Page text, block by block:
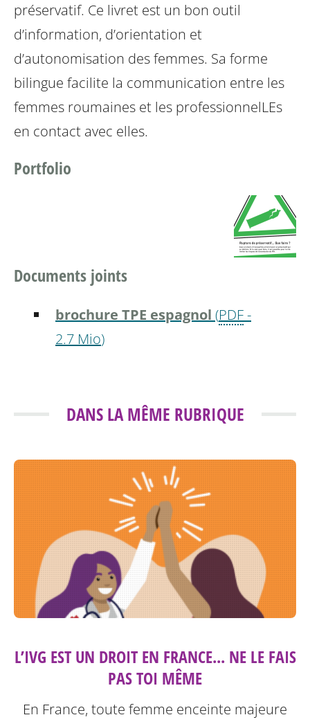
préservatif. Ce livret est un bon outil
d’information, d’orientation et
d’autonomisation des femmes. Sa forme
bilingue facilite la communication entre les
femmes roumaines et les professionnelLEs
en contact avec elles.
Portfolio
Documents joints
brochure TPE espagnol (PDF-
2.7 Mio)
DANS LA MÊME RUBRIQUE
L’IVG EST UN DROIT EN FRANCE... NE LE FAIS
PAS TOI MÊME
En France, toute femme enceinte majeure